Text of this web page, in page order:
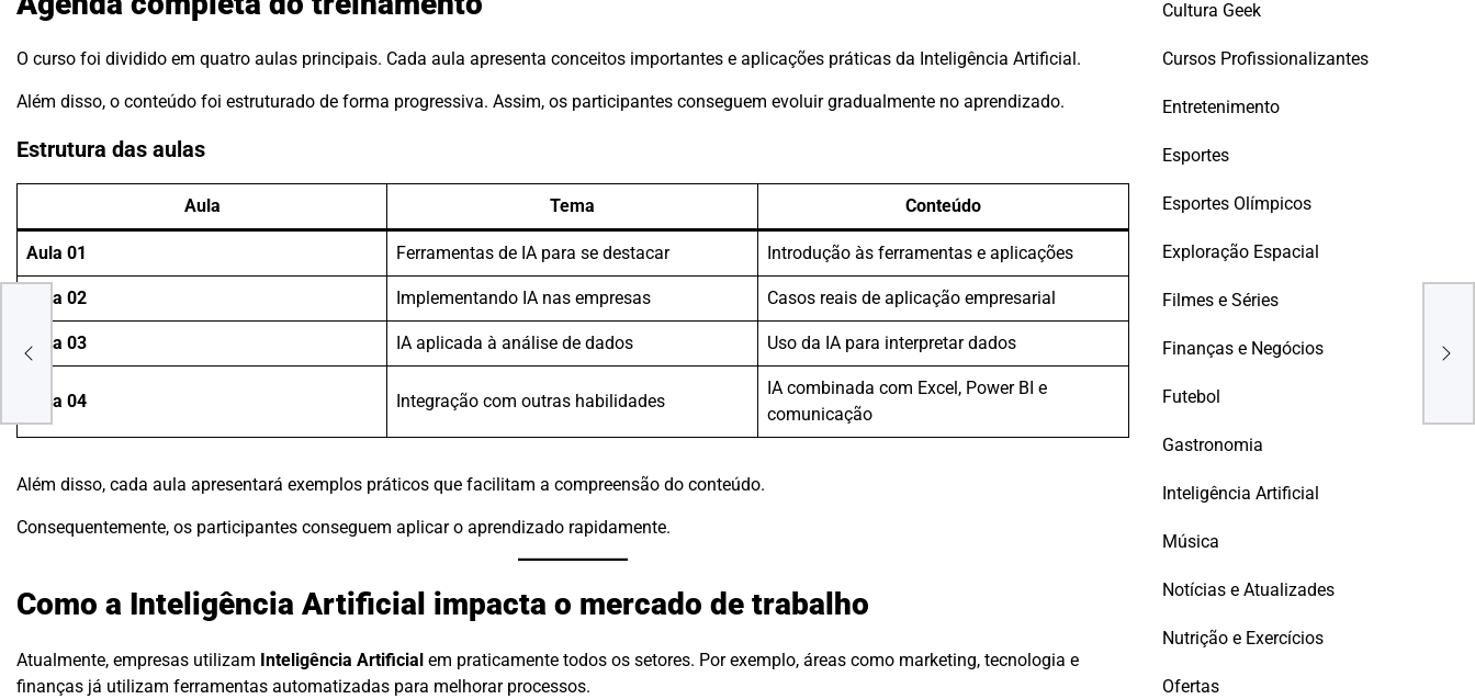
O curso foi dividido em quatro aulas principais. Cada aula apresenta conceitos importantes e aplicações práticas da Inteligência Artificial.
Além disso, o conteúdo foi estruturado de forma progressiva. Assim, os participantes conseguem evoluir gradualmente no aprendizado.
Estrutura das aulas
Aula Tema Conteúdo
Aula 01 Ferramentas de IA para se destacar Introdução às ferramentas e aplicações
Aula 02 Implementando IA nas empresas Casos reais de aplicação empresarial
Aula 03 IA aplicada à análise de dados Uso da IA para interpretar dados
Aula 04 Integração com outras habilidades
IA combinada com Excel, Power BI e
comunicação
Além disso, cada aula apresentará exemplos práticos que facilitam a compreensão do conteúdo.
Consequentemente, os participantes conseguem aplicar o aprendizado rapidamente.
Como a Inteligência Artificial impacta o mercado de trabalho
Atualmente, empresas utilizam Inteligência Artificial em praticamente todos os setores. Por exemplo, áreas como marketing, tecnologia e
finanças já utilizam ferramentas automatizadas para melhorar processos.
Cultura Geek
Cursos Profissionalizantes
Entretenimento
Esportes
Esportes Olímpicos
Exploração Espacial
Filmes e Séries
Finanças e Negócios
Futebol
Gastronomia
Inteligência Artificial
Música
Notícias e Atualizades
Nutrição e Exercícios
Ofertas